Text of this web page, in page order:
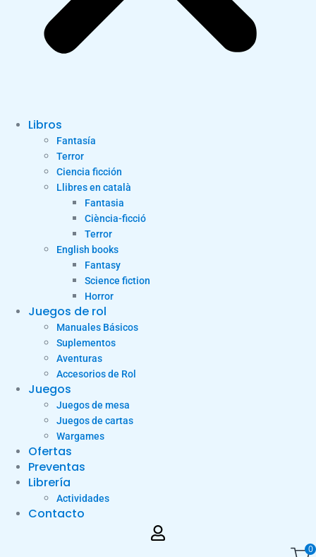
Libros
Fantasía
Terror
Ciencia ficción
Llibres en català
Fantasia
Ciència-ficció
Terror
English books
Fantasy
Science fiction
Horror
Juegos de rol
Manuales Básicos
Suplementos
Aventuras
Accesorios de Rol
Juegos
Juegos de mesa
Juegos de cartas
Wargames
Ofertas
Preventas
Librería
Actividades
Contacto
0